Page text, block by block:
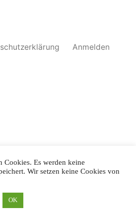
Anmelden
Cookies. Es werden keine
Wir setzen keine Cookies von
OK